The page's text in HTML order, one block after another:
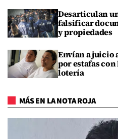
Desarticulan
falsificar
y propiedades
Envían a juicio
por estafas
lotería
MÁS EN LA NOTA ROJA